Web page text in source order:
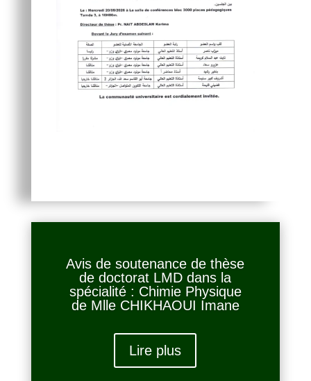
Avis de soutenance de thèse
de doctorat LMD dans la
spécialité : Chimie Physique
de Mlle CHIKHAOUI Imane
Lire plus